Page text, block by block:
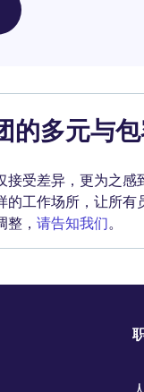
的多元与
接受差异，更为之
的工作场所，让所
， 请告知我们。